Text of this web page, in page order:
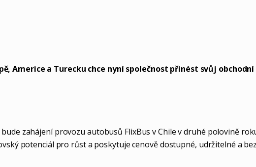
Americe a Turecku chce nyní společnost přinést svůj
zahájení provozu autobusů FlixBus v Chile v druhé polovině
potenciál pro růst a poskytuje cenově dostupné, udržitelné a